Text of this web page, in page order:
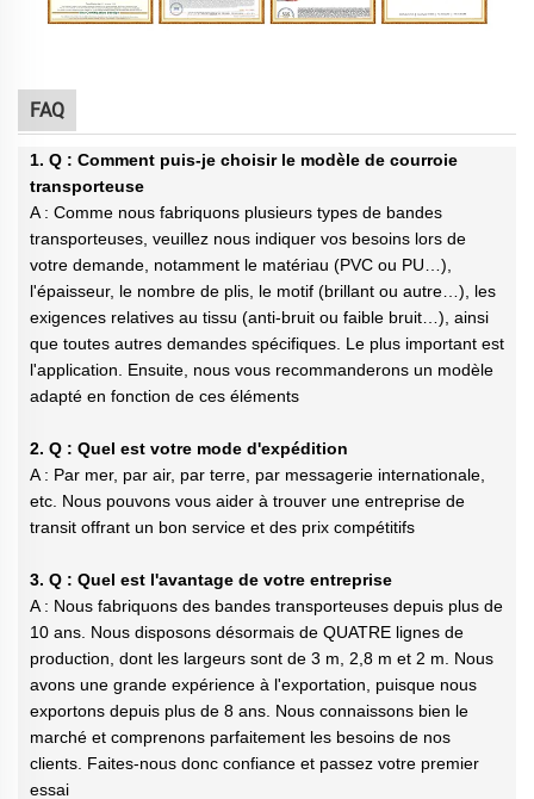
FAQ
1. Q : Comment puis-je choisir le modèle de courroie
transporteuse
A : Comme nous fabriquons plusieurs types de bandes
transporteuses, veuillez nous indiquer vos besoins lors de
votre demande, notamment le matériau (PVC ou PU…),
l'épaisseur, le nombre de plis, le motif (brillant ou autre…), les
exigences relatives au tissu (anti-bruit ou faible bruit…), ainsi
que toutes autres demandes spécifiques. Le plus important est
l'application. Ensuite, nous vous recommanderons un modèle
adapté en fonction de ces éléments
2. Q : Quel est votre mode d'expédition
A : Par mer, par air, par terre, par messagerie internationale,
etc. Nous pouvons vous aider à trouver une entreprise de
transit offrant un bon service et des prix compétitifs
3. Q : Quel est l'avantage de votre entreprise
A : Nous fabriquons des bandes transporteuses depuis plus de
10 ans. Nous disposons désormais de QUATRE lignes de
production, dont les largeurs sont de 3 m, 2,8 m et 2 m. Nous
avons une grande expérience à l'exportation, puisque nous
exportons depuis plus de 8 ans. Nous connaissons bien le
marché et comprenons parfaitement les besoins de nos
clients. Faites-nous donc confiance et passez votre premier
essai